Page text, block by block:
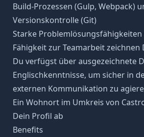
Build-Prozessen (Gulp, Webpack)
Versionskontrolle (Git)
Starke Problemlösungsfähigkeiten
Fähigkeit zur Teamarbeit zeichnen
Du verfügst über ausgezeichnete
Englischkenntnisse, um sicher in
externen Kommunikation zu
Ein Wohnort im Umkreis von
Dein Profil ab
Benefits